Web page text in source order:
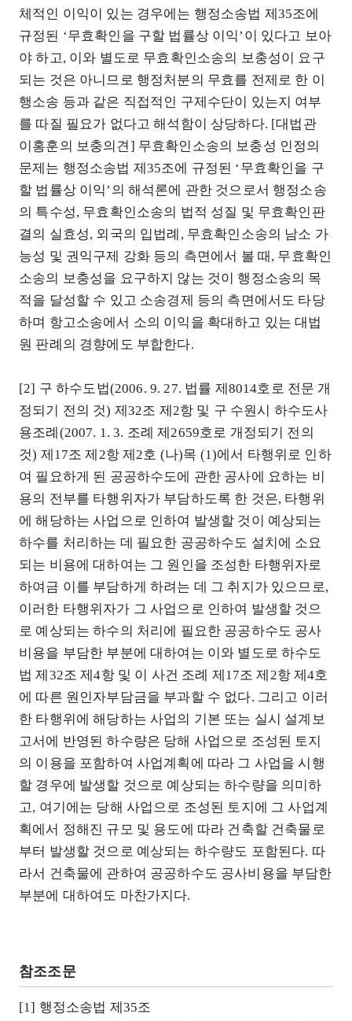
체적인 이익이 있는 경우에는 행정소송법 제35조에
규정된 ‘무효확인을 구할 법률상 이익’이 있다고 보아
야 하고, 이와 별도로 무효확인소송의 보충성이 요구
되는 것은 아니므로 행정처분의 무효를 전제로 한 이
행소송 등과 같은 직접적인 구제수단이 있는지 여부
를 따질 필요가 없다고 해석함이 상당하다. [대법관
이홍훈의 보충의견] 무효확인소송의 보충성 인정의
문제는 행정소송법 제35조에 규정된 ‘무효확인을 구
할 법률상 이익’의 해석론에 관한 것으로서 행정소송
의 특수성, 무효확인소송의 법적 성질 및 무효확인판
결의 실효성, 외국의 입법례, 무효확인소송의 남소 가
능성 및 권익구제 강화 등의 측면에서 볼 때, 무효확인
소송의 보충성을 요구하지 않는 것이 행정소송의 목
적을 달성할 수 있고 소송경제 등의 측면에서도 타당
하며 항고소송에서 소의 이익을 확대하고 있는 대법
원 판례의 경향에도 부합한다.
[2] 구 하수도법(2006. 9. 27. 법률 제8014호로 전문 개
정되기 전의 것) 제32조 제2항 및 구 수원시 하수도사
용조례(2007. 1. 3. 조례 제2659호로 개정되기 전의
것) 제17조 제2항 제2호 (나)목 (1)에서 타행위로 인하
여 필요하게 된 공공하수도에 관한 공사에 요하는 비
용의 전부를 타행위자가 부담하도록 한 것은, 타행위
에 해당하는 사업으로 인하여 발생할 것이 예상되는
하수를 처리하는 데 필요한 공공하수도 설치에 소요
되는 비용에 대하여는 그 원인을 조성한 타행위자로
하여금 이를 부담하게 하려는 데 그 취지가 있으므로,
이러한 타행위자가 그 사업으로 인하여 발생할 것으
로 예상되는 하수의 처리에 필요한 공공하수도 공사
비용을 부담한 부분에 대하여는 이와 별도로 하수도
법 제32조 제4항 및 이 사건 조례 제17조 제2항 제4호
에 따른 원인자부담금을 부과할 수 없다. 그리고 이러
한 타행위에 해당하는 사업의 기본 또는 실시 설계보
고서에 반영된 하수량은 당해 사업으로 조성된 토지
의 이용을 포함하여 사업계획에 따라 그 사업을 시행
할 경우에 발생할 것으로 예상되는 하수량을 의미하
고, 여기에는 당해 사업으로 조성된 토지에 그 사업계
획에서 정해진 규모 및 용도에 따라 건축할 건축물로
부터 발생할 것으로 예상되는 하수량도 포함된다. 따
라서 건축물에 관하여 공공하수도 공사비용을 부담한
부분에 대하여도 마찬가지다.
참조조문
[1] 행정소송법 제35조